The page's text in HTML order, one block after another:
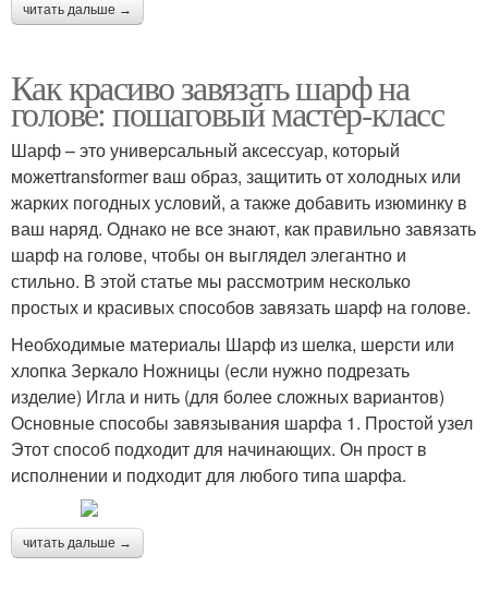
читать дальше →
Как красиво завязать шарф на
голове: пошаговый мастер-класс
Шарф – это универсальный аксессуар, который
можетtransformer ваш образ, защитить от холодных или
жарких погодных условий, а также добавить изюминку в
ваш наряд. Однако не все знают, как правильно завязать
шарф на голове, чтобы он выглядел элегантно и
стильно. В этой статье мы рассмотрим несколько
простых и красивых способов завязать шарф на голове.
Необходимые материалы Шарф из шелка, шерсти или
хлопка Зеркало Ножницы (если нужно подрезать
изделие) Игла и нить (для более сложных вариантов)
Основные способы завязывания шарфа 1. Простой узел
Этот способ подходит для начинающих. Он прост в
исполнении и подходит для любого типа шарфа.
читать дальше →